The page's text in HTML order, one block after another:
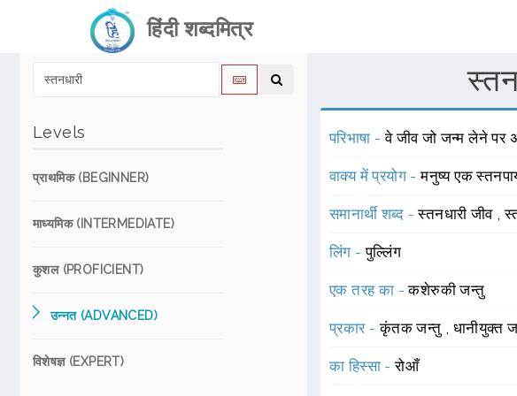
हिंदी शब्दमित्र
Levels
प्राथमिक (BEGINNER)
माध्यमिक (INTERMEDIATE)
कुशल (PROFICIENT)
उन्नत (ADVANCED)
विशेषज्ञ (EXPERT)
परिभाषा -वे जीव जो जन्म लेने पर
वाक्य में प्रयोग -मनुष्य एक
समानार्थी शब्द -स्तनधारी जीव ,
लिंग -पुल्लिंग
एक तरह का -कशेरुकी जन्तु
प्रकार -कृंतक जन्तु , धानीयुक्त
का हिस्सा -रोआँ